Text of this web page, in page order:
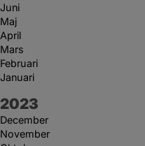
Juni
Maj
April
Mars
Februari
Januari
År:
2023
December
November